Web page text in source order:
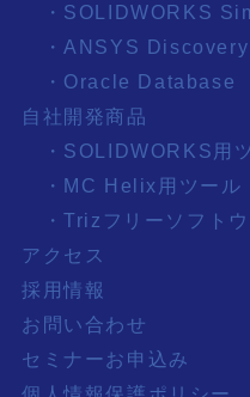
・SOLIDWORKS
・ANSYS
・Oracle Database
自社開発商品
・SOLIDWORKS用
・MC Helix用ツール
・Trizフリーソフト
アクセス
採用情報
お問い合わせ
セミナーお申込み